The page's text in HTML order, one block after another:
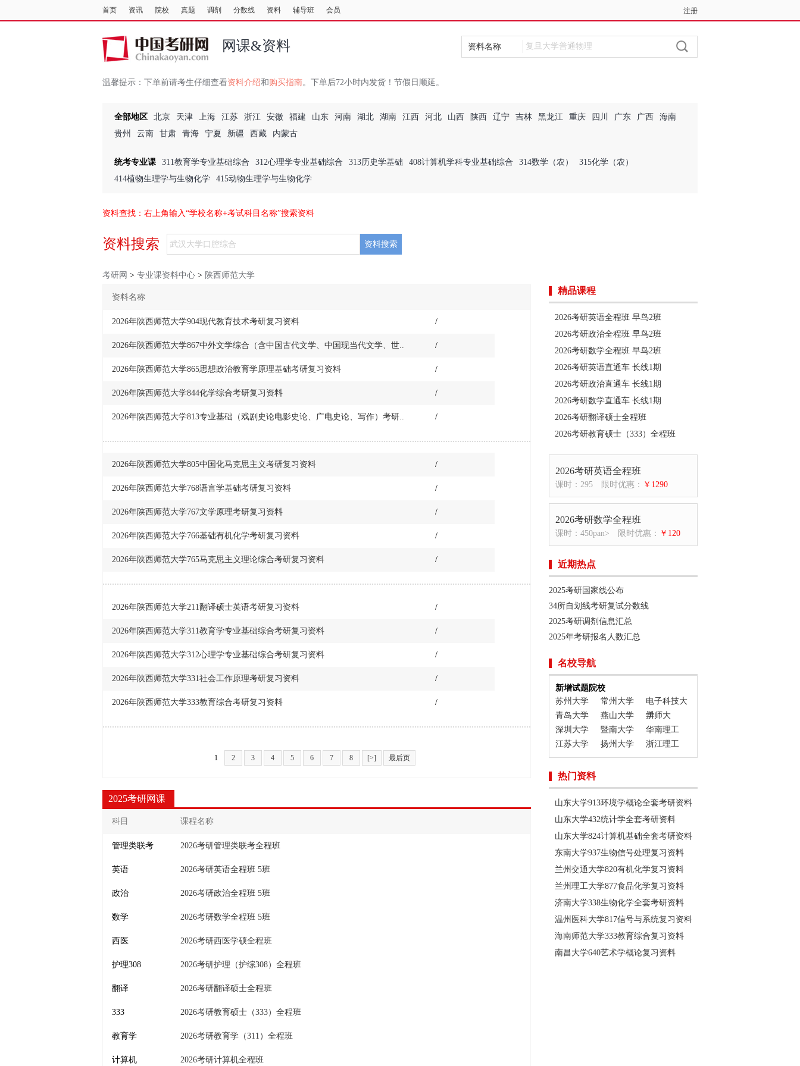
首页 资讯 院校 真题 调剂 分数线 资料 辅导班 会员 注册
网课&资料 资料名称
温馨提示： 下单前请考生仔细查看资料介绍和 购买指南。下单后72小时内发货！节假日顺延。
全部地区 北京 天津 上海 江苏 浙江 安徽 福建 山东 河南 湖北 湖南 江西 河北 山西 陕西 辽宁 吉林 黑龙江 重庆 四川 广东 广西
海南
贵州
云南 甘肃 青海 宁夏 新疆 西藏 内蒙古
统考专业课 311教育学专业基础综合 312心理学专业基础综合 313历史学基础 408计算机学科专业基础综合 314数学（农）
315化学（农）
414植物生理学与生物化学
415动物生理学与生物化学
资料查找：右上角输入“学校名称+考试科目名称”搜索资料
资料搜索 资料搜索
考研网 > 专业课资料中心 > 陕西师范大学
资料名称
2026年陕西师范大学904现代教育技术考研复习资料 /
2026年陕西师范大学867中外文学综合（含中国古代文学、中国现当代文学、世.. /
2026年陕西师范大学865思想政治教育学原理基础考研复习资料 /
2026年陕西师范大学844化学综合考研复习资料 /
2026年陕西师范大学813专业基础（戏剧史论电影史论、广电史论、写作）考研.. /
2026年陕西师范大学805中国化马克思主义考研复习资料 /
2026年陕西师范大学768语言学基础考研复习资料 /
2026年陕西师范大学767文学原理考研复习资料 /
2026年陕西师范大学766基础有机化学考研复习资料 /
2026年陕西师范大学765马克思主义理论综合考研复习资料 /
2026年陕西师范大学211翻译硕士英语考研复习资料 /
2026年陕西师范大学311教育学专业基础综合考研复习资料 /
2026年陕西师范大学312心理学专业基础综合考研复习资料 /
2026年陕西师范大学331社会工作原理考研复习资料 /
2026年陕西师范大学333教育综合考研复习资料 /
1 2 3 4 5 6 7 8 [>] 最后页
2025考研网课
科目 课程名称
管理类联考 2026考研管理类联考全程班
英语 2026考研英语全程班 5班
政治 2026考研政治全程班 5班
数学 2026考研数学全程班 5班
西医 2026考研西医学硕全程班
护理308 2026考研护理（护综308）全程班
翻译 2026考研翻译硕士全程班
333 2026考研教育硕士（333）全程班
教育学 2026考研教育学（311）全程班
计算机 2026考研计算机全程班
精品课程
2026考研英语全程班 早鸟2班
2026考研政治全程班 早鸟2班
2026考研数学全程班 早鸟2班
2026考研英语直通车 长线1期
2026考研政治直通车 长线1期
2026考研数学直通车 长线1期
2026考研翻译硕士全程班
2026考研教育硕士（333）全程班
2026考研英语全程班
课时：295 限时优惠： ￥1290
2026考研数学全程班
课时：450pan> 限时优惠： ￥120
近期热点
2025考研国家线公布
34所自划线考研复试分数线
2025考研调剂信息汇总
2025年考研报名人数汇总
名校导航
新增试题院校
苏州大学
常州大学
电子科技大
学
青岛大学 燕山大学
川师大
深圳大学
暨南大学
华南理工
江苏大学
扬州大学 浙江理工
热门资料
山东大学913环境学概论全套考研资料
山东大学432统计学全套考研资料
山东大学824计算机基础全套考研资料
东南大学937生物信号处理复习资料
兰州交通大学820有机化学复习资料
兰州理工大学877食品化学复习资料
济南大学338生物化学全套考研资料
温州医科大学817信号与系统复习资料
海南师范大学333教育综合复习资料
南昌大学640艺术学概论复习资料